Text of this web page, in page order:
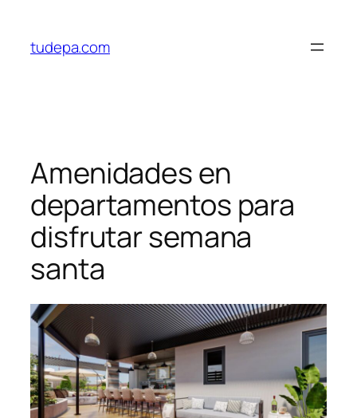
contenido
tudepa.com
Amenidades en
departamentos para
disfrutar semana
santa